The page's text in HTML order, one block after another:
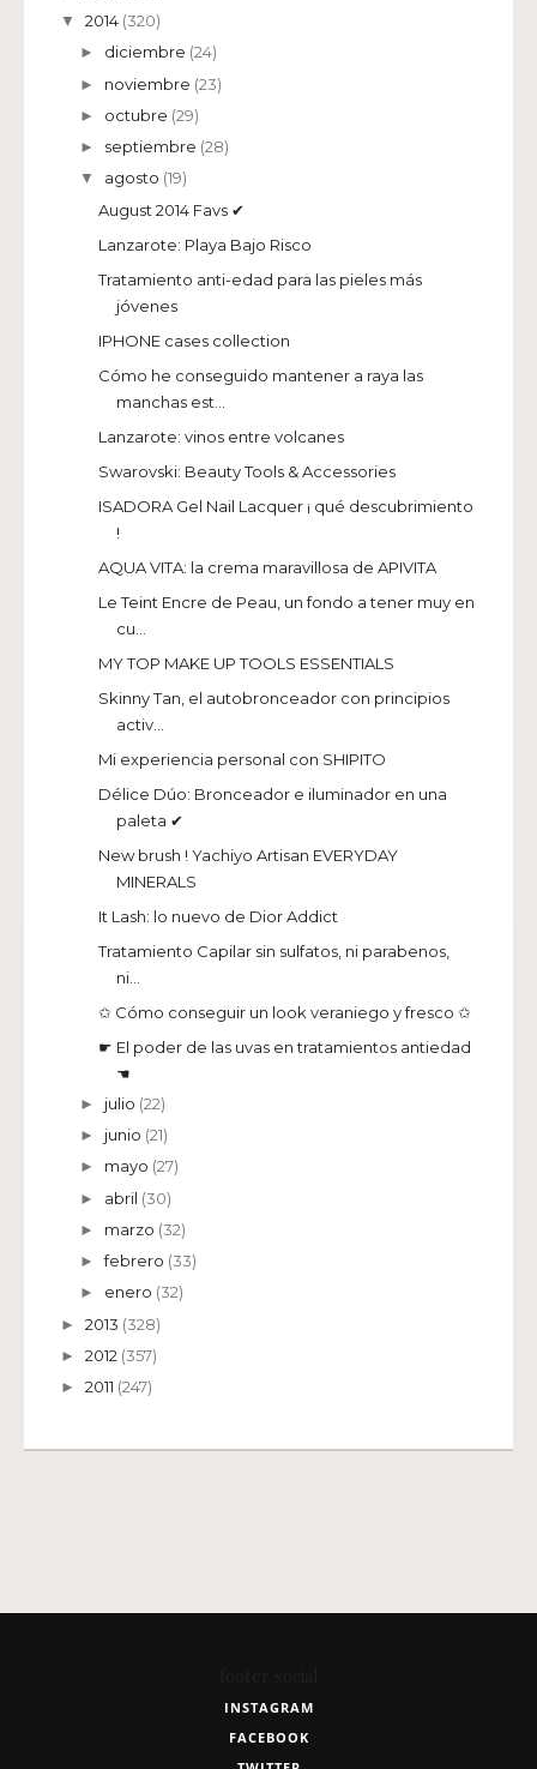
▼ 2014 (320)
► diciembre (24)
► noviembre (23)
► octubre (29)
► septiembre (28)
▼ agosto (19)
August 2014 Favs ✔
Lanzarote: Playa Bajo Risco
Tratamiento anti-edad para las pieles más
jóvenes
IPHONE cases collection
Cómo he conseguido mantener a raya las
manchas est...
Lanzarote: vinos entre volcanes
Swarovski: Beauty Tools & Accessories
ISADORA Gel Nail Lacquer ¡ qué descubrimiento
!
AQUA VITA: la crema maravillosa de APIVITA
Le Teint Encre de Peau, un fondo a tener muy en
cu...
MY TOP MAKE UP TOOLS ESSENTIALS
Skinny Tan, el autobronceador con principios
activ...
Mi experiencia personal con SHIPITO
Délice Dúo: Bronceador e iluminador en una
paleta ✔
New brush ! Yachiyo Artisan EVERYDAY
MINERALS
It Lash: lo nuevo de Dior Addict
Tratamiento Capilar sin sulfatos, ni parabenos,
ni...
✩ Cómo conseguir un look veraniego y fresco ✩
☛ El poder de las uvas en tratamientos antiedad
☚
► julio (22)
► junio (21)
► mayo (27)
► abril (30)
► marzo (32)
►febrero (33)
► enero (32)
► 2013 (328)
► 2012 (357)
► 2011 (247)
INSTAGRAM
FACEBOOK